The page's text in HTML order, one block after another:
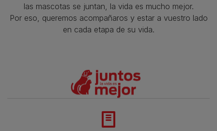
las mascotas se juntan, la vida es mucho mejor.
Por eso, queremos acompañaros y estar a vuestro lado
en cada etapa de su vida.​